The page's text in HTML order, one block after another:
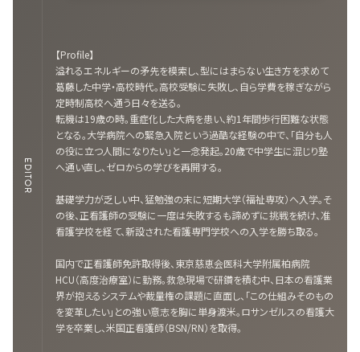
EDITOR
【Profile】
溢れるエネルギーの矛先を模索し、型にはまらない生き方を求めて
葛藤した中学・高校時代。高校受験に失敗し、自ら学費を稼ぎながら
定時制高校へ通う日々を送る。
転機は19歳の時。重症化した大病を患い、約1年間歩行困難な状態
となる。大学病院への緊急入院という過酷な経験の中で、「自分も人
の役に立つ人間になりたい」と一念発起。20歳で中学生に混じり塾
へ通い直し、ゼロからの学びを再開する。
基礎学力が乏しい中、猛勉強の末に短期大学（福祉専攻）へ入学。そ
の後、正看護師の受験に一度は失敗するも諦めずに挑戦を続け、准
看護学校を経て、新設された看護専門学校への入学を勝ち取る。
国内で正看護師免許取得後、東京慈恵会医科大学附属柏病院
HCU（高度治療室）に勤務。救急現場で研鑽を積む中、日本の看護業
界が抱えるシステムや裁量権の課題に直面し、「この仕組みそのもの
を変革したい」との強い意志を胸に単身渡米。ロサンゼルスの看護大
学を卒業し、米国正看護師（BSN/RN）を取得。